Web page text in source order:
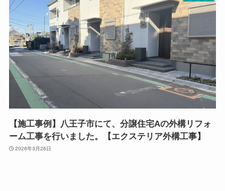
【施工事例】八王子市にて、分譲住宅Aの外構リフォ
ーム工事を行いました。【エクステリア外構工事】
2026年3月26日